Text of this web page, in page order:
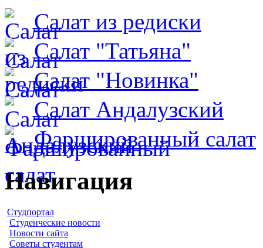
Салат из редиски
Салат "Татьяна"
Салат "Новинка"
Салат Андалузский
Фаршированный салат
Навигация
Студпортал
Студенческие новости
Новости сайта
Советы студентам